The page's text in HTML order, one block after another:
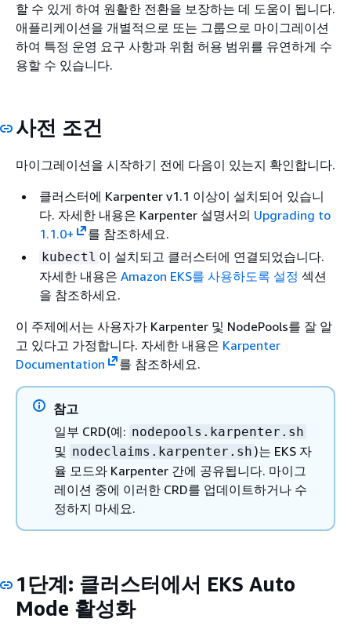
할 수 있게 하여 원활한 전환을 보장하는 데 도움이 됩니다.
애플리케이션을 개별적으로 또는 그룹으로 마이그레이션
하여 특정 운영 요구 사항과 위험 허용 범위를 유연하게 수
용할 수 있습니다.
사전 조건
마이그레이션을 시작하기 전에 다음이 있는지 확인합니다.
클러스터에 Karpenter v1.1 이상이 설치되어 있습니
다. 자세한 내용은 Karpenter 설명서의 Upgrading to
1.1.0+
를 참조하세요.
kubectl 이 설치되고 클러스터에 연결되었습니다.
자세한 내용은 Amazon EKS를 사용하도록 설정 섹션
을 참조하세요.
이 주제에서는 사용자가 Karpenter 및 NodePools를 잘 알
고 있다고 가정합니다. 자세한 내용은 Karpenter
Documentation
를 참조하세요.
참고
일부 CRD(예: nodepools.karpenter.sh
및 nodeclaims.karpenter.sh )는 EKS 자
율 모드와 Karpenter 간에 공유됩니다. 마이그
레이션 중에 이러한 CRD를 업데이트하거나 수
정하지 마세요.
1단계: 클러스터에서 EKS Auto
Mode 활성화